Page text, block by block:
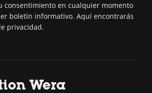
consentimiento en cualquier momento
boletín informativo. Aquí encontrarás
privacidad.
Wera